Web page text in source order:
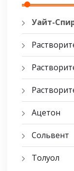
Уайт-
Ацетон
Сольвент
Толуол